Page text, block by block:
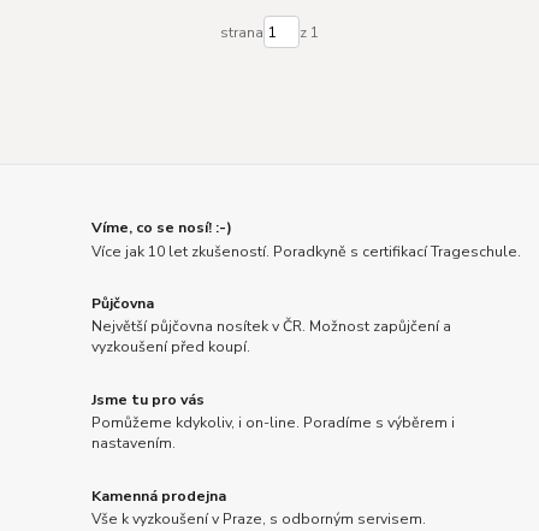
strana z 1
Víme, co se nosí! :-)
Více jak 10 let zkušeností. Poradkyně s certifikací Trageschule.
Půjčovna
Největší půjčovna nosítek v ČR. Možnost zapůjčení a
vyzkoušení před koupí.
Jsme tu pro vás
Pomůžeme kdykoliv, i on-line. Poradíme s výběrem i
nastavením.
Kamenná prodejna
Vše k vyzkoušení v Praze, s odborným servisem.